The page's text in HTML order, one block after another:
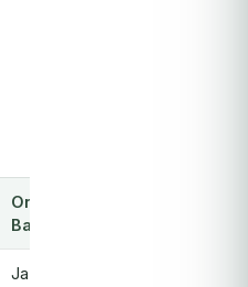
Online-
Banking
Ja